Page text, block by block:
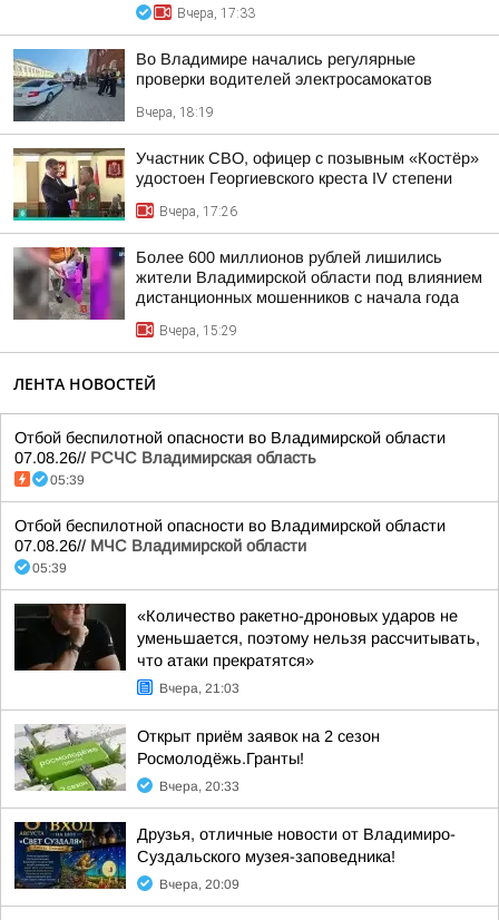
Вчера, 17:33
Во Владимире начались регулярные
проверки водителей электросамокатов
Вчера, 18:19
Участник СВО, офицер с позывным «Костёр»
удостоен Георгиевского креста IV степени
Вчера, 17:26
Более 600 миллионов рублей лишились
жители Владимирской области под влиянием
дистанционных мошенников с начала года
Вчера, 15:29
ЛЕНТА НОВОСТЕЙ
Отбой беспилотной опасности во Владимирской области
07.08.26// РСЧС Владимирская область
05:39
Отбой беспилотной опасности во Владимирской области
07.08.26// МЧС Владимирской области
05:39
«Количество ракетно-дроновых ударов не
уменьшается, поэтому нельзя рассчитывать,
что атаки прекратятся»
Вчера, 21:03
Открыт приём заявок на 2 сезон
Росмолодёжь.Гранты!
Вчера, 20:33
Друзья, отличные новости от Владимиро-
Суздальского музея-заповедника!
Вчера, 20:09